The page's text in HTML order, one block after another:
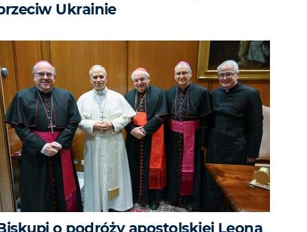
Ukrainie
o podróży apostolskiej Leona